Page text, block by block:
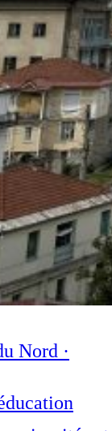
Nord ·